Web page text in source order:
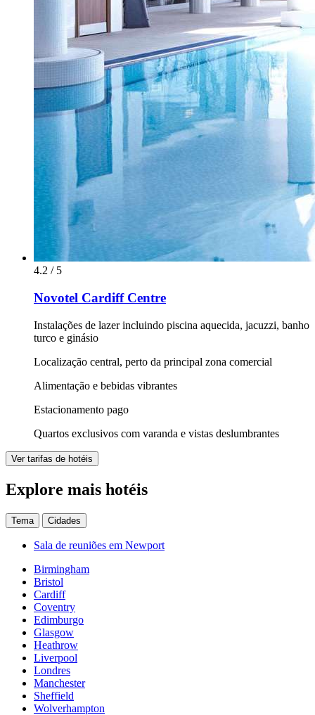
4.2 / 5
Novotel Cardiff Centre
Instalações de lazer incluindo piscina aquecida, jacuzzi, banho
turco e ginásio
Localização central, perto da principal zona comercial
Alimentação e bebidas vibrantes
Estacionamento pago
Quartos exclusivos com varanda e vistas deslumbrantes
Ver tarifas de hotéis
Explore mais hotéis
Tema Cidades
Sala de reuniões em Newport
Birmingham
Bristol
Cardiff
Coventry
Edimburgo
Glasgow
Heathrow
Liverpool
Londres
Manchester
Sheffield
Wolverhampton